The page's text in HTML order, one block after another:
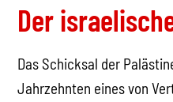
Der
Das Schicksal der
Jahrzehnten eines von